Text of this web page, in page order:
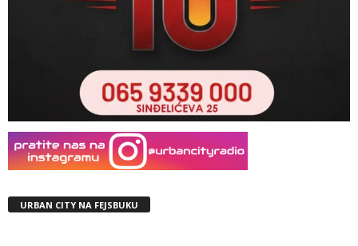
URBAN CITY NA FEJSBUKU